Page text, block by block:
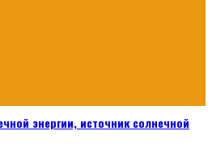
энергии, источник солнечной